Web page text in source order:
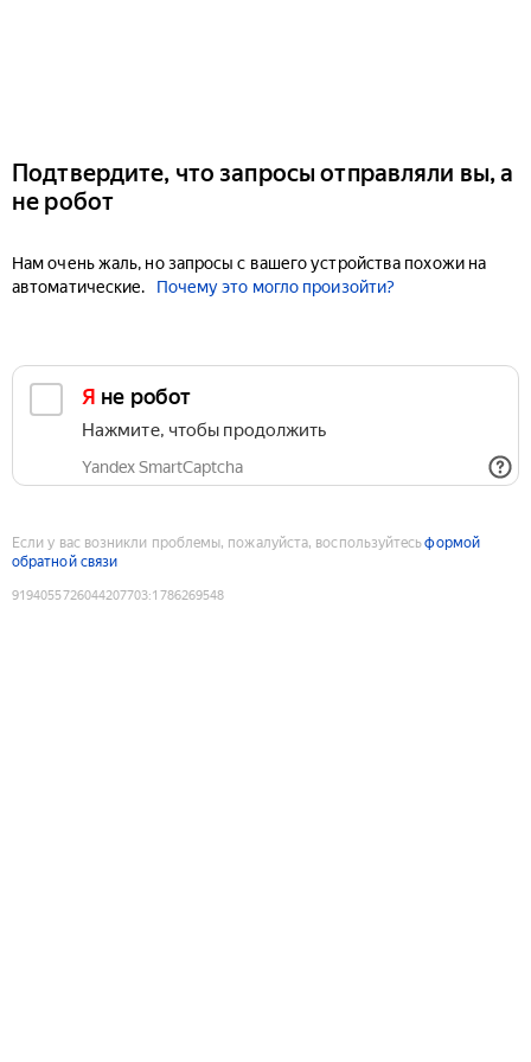
Подтвердите, что запросы отправляли вы, а
не робот
Нам очень жаль, но запросы с вашего устройства похожи на
автоматические.
Почему это могло произойти?
Я не робот
Нажмите, чтобы продолжить
Yandex SmartCaptcha
Если у вас возникли проблемы, пожалуйста, воспользуйтесьформой
обратной связи
9194055726044207703:1786269548